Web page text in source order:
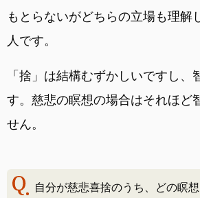
もとらないがどちらの立場も理解
人です。
「捨」は結構むずかしいですし、
す。慈悲の瞑想の場合はそれほど
せん。
自分が慈悲喜捨のうち、どの瞑